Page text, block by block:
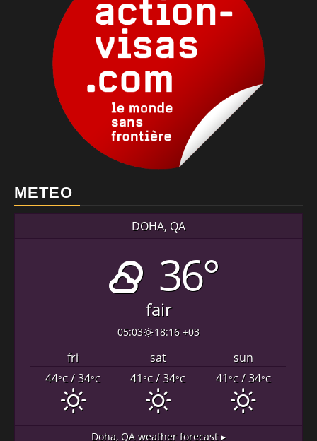
METEO
DOHA, QA
36°
fair
05:03 18:16 +03
fri sat
sun
44°C/ 34°C 41°C/ 34°C 41°C/ 34°C
Doha, QA weather forecast ▸